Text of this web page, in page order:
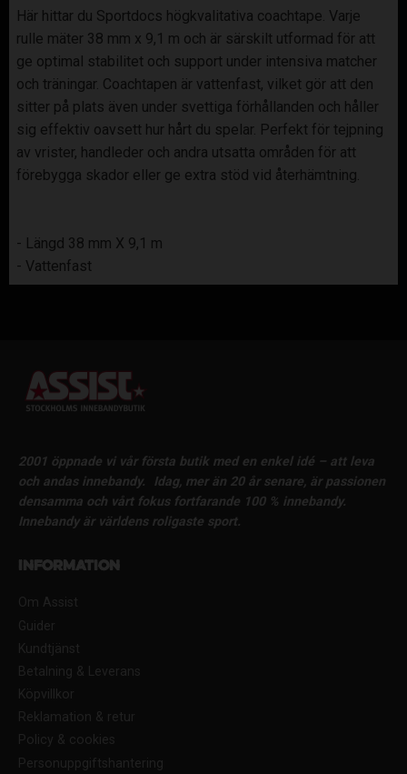
Här hittar du Sportdocs högkvalitativa coachtape. Varje
rulle mäter 38 mm x 9,1 m och är särskilt utformad för att
ge optimal stabilitet och support under intensiva matcher
och träningar. Coachtapen är vattenfast, vilket gör att den
sitter på plats även under svettiga förhållanden och håller
sig effektiv oavsett hur hårt du spelar. Perfekt för tejpning
av vrister, handleder och andra utsatta områden för att
förebygga skador eller ge extra stöd vid återhämtning.
- Längd 38 mm X 9,1 m
- Vattenfast
2001 öppnade vi vår första butik med en enkel idé – att leva
och andas innebandy.
Idag, mer än 20 år senare, är passionen
densamma och vårt fokus fortfarande 100 % innebandy.
Innebandy är världens roligaste sport.
Information
Om Assist
Guider
Kundtjänst
Betalning & Leverans
Köpvillkor
Reklamation & retur
Policy & cookies
Personuppgiftshantering